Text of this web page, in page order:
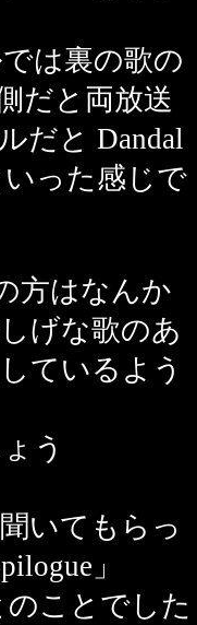
は裏の歌の
だと両放送
だと Dandal
った感じで
方はなんか
げな歌のあ
ているよう
う
いてもらっ
」
のことでした